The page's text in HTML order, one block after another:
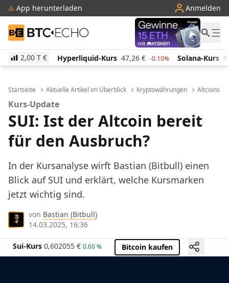
App herunterladen Anmelden
BTC-ECHO
2,00 T €
Kurs 47,26 € -0.10% Solana-Kurs 66,46 € 1.30%
Startseite Aktuelle Artikel im Überblick Kryptowährungen Altcoins
Kurs-Update
SUI: Ist der Altcoin bereit
für den Ausbruch?
In der Kursanalyse wirft Bastian (Bitbull) einen
Blick auf SUI und erklärt, welche Kursmarken
jetzt wichtig sind.
von Bastian (Bitbull)
14.03.2025, 16:36
Sui-Kurs 0,602055 € 0.60 % Bitcoin kaufen